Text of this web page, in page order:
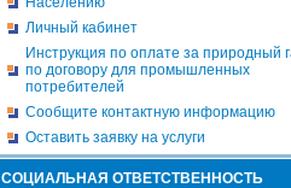
Личный кабинет
Инструкция по оплате за природный
по договору для промышленных
потребителей
Сообщите контактную информацию
Оставить заявку на услуги
СОЦИАЛЬНАЯ ОТВЕТСТВЕННОСТЬ